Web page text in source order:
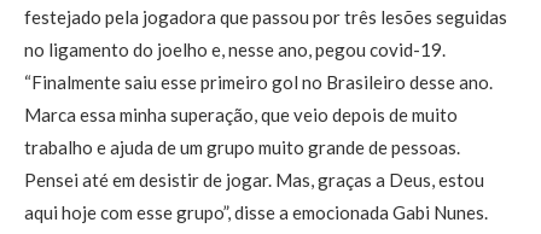
festejado pela jogadora que passou por três lesões seguidas
no ligamento do joelho e, nesse ano, pegou covid-19.
“Finalmente saiu esse primeiro gol no Brasileiro desse ano.
Marca essa minha superação, que veio depois de muito
trabalho e ajuda de um grupo muito grande de pessoas.
Pensei até em desistir de jogar. Mas, graças a Deus, estou
aqui hoje com esse grupo”, disse a emocionada Gabi Nunes.